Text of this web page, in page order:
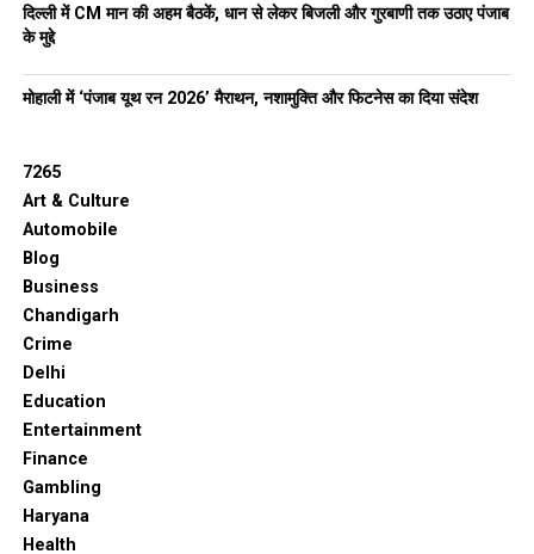
दिल्ली में CM मान की अहम बैठकें, धान से लेकर बिजली और गुरबाणी तक उठाए पंजाब
के मुद्दे
मोहाली में ‘पंजाब यूथ रन 2026’ मैराथन, नशामुक्ति और फिटनेस का दिया संदेश
7265
Art & Culture
Automobile
Blog
Business
Chandigarh
Crime
Delhi
Education
Entertainment
Finance
Gambling
Haryana
Health